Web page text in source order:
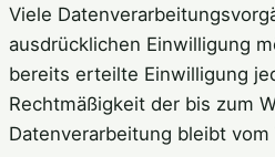
Viele
ausdrücklichen Einwilligung
bereits erteilte Einwilligung
Rechtmäßigkeit der bis zum
Datenverarbeitung bleibt